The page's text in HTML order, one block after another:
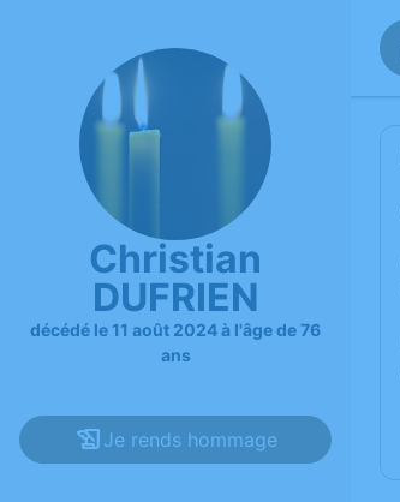
Christian
DUFRIEN
décédé le 11 août 2024 à l'âge de 76
ans
Je rends hommage